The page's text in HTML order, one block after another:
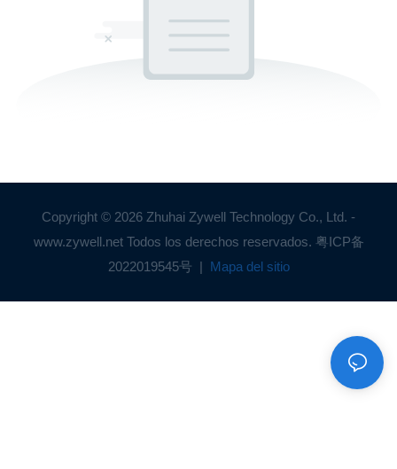
Copyright © 2026 Zhuhai Zywell Technology Co., Ltd. -
www.zywell.net Todos los derechos reservados. 粤ICP备
2022019545号 | Mapa del sitio